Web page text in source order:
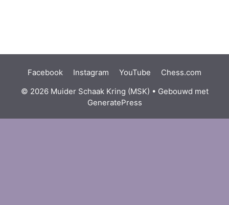
Facebook Instagram YouTube
Chess.com
© 2026 Muider Schaak Kring (MSK) • Gebouwd met
GeneratePress